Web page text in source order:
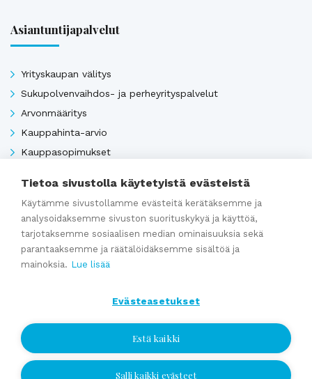
Asiantuntijapalvelut
Yrityskaupan välitys
Sukupolvenvaihdos- ja perheyrityspalvelut
Arvonmääritys
Kauppahinta-arvio
Kauppasopimukset
Katso kaikki
Ajankohtaista
Webinaaritallenne: Onko yrityksesi myyntikunnossa? Näin
Kumppaniblogi: Avio-oikeus ja omistajanvaihdos
Tietoa sivustolla käytetyistä evästeistä
Käytämme sivustollamme evästeitä kerätäksemme ja
analysoidaksemme sivuston suorituskykyä ja käyttöä,
tarjotaksemme sosiaalisen median ominaisuuksia sekä
parantaaksemme ja räätälöidäksemme sisältöä ja
mainoksia. Lue lisää
Evästeasetukset
Estä kaikki
Salli kaikki evästeet